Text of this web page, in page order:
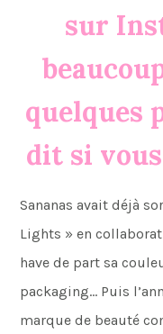
sur
quelques
dit si
Sananas avait déjà
Lights » en
have de part sa
packaging… Puis
marque de beauté